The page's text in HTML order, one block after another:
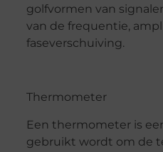
golfvormen van
van de frequentie,
faseverschuiving.
Thermometer
Een thermometer is
gebruikt wordt om de